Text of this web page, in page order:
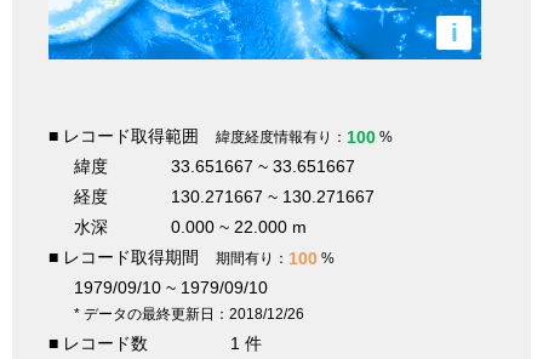
i
■ レコード取得範囲 緯度経度情報有り： 100 %
緯度
33.651667 ~ 33.651667
経度
130.271667 ~ 130.271667
水深
0.000 ~ 22.000 m
■ レコード取得期間
期間有り： 100 %
1979/09/10 ~ 1979/09/10
* データの最終更新日：2018/12/26
■ レコード数
1 件